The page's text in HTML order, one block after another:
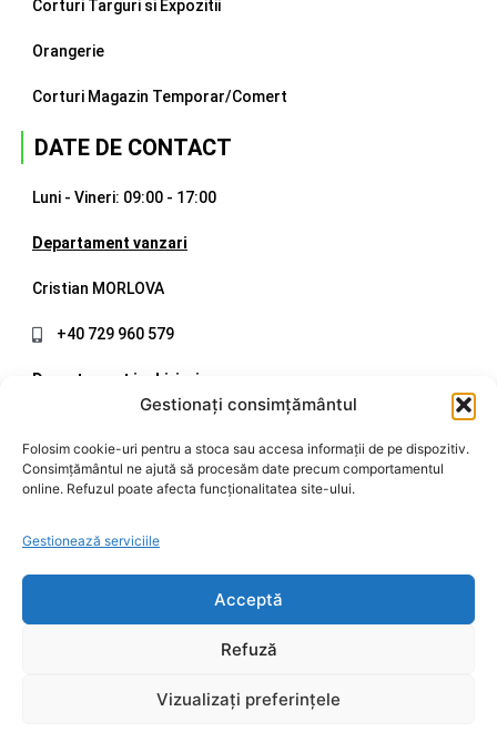
Gestionați consimțământul
Folosim cookie-uri pentru a stoca sau accesa informații de pe dispozitiv.
Consimțământul ne ajută să procesăm date precum comportamentul
online. Refuzul poate afecta funcționalitatea site-ului.
Gestionează serviciile
Acceptă
Refuză
Vizualizați preferințele
Corturi Targuri si Expozitii
Orangerie
Corturi Magazin Temporar/Comert
DATE DE CONTACT
Luni - Vineri: 09:00 - 17:00
Departament vanzari
Cristian MORLOVA
+40 729 960 579
Departament inchirieri
+40 720 998 508